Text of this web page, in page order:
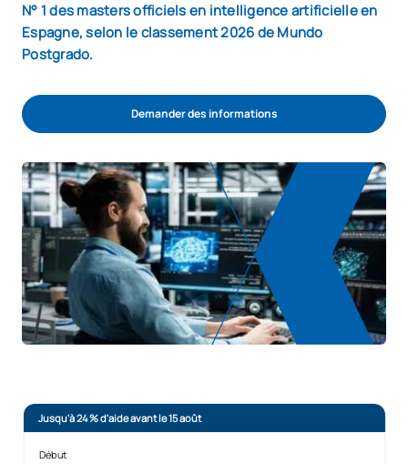
N° 1 des masters officiels en intelligence artificielle en
Espagne, selon le classement 2026 de Mundo
Postgrado.
Demander des informations
Jusqu'à 24 % d'aide avant le 15 août
Début